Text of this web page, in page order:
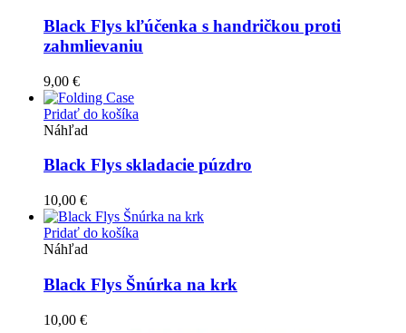
viacero
variantov.
Možnosti
na
Black Flys kľúčenka s handričkou proti
zahmlievaniu
9,00 €
Pridať do košíka
Náhľad
Black Flys skladacie púzdro
10,00 €
Pridať do košíka
Náhľad
Black Flys Šnúrka na krk
10,00 €